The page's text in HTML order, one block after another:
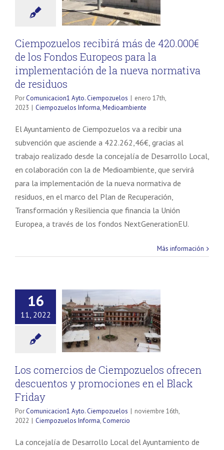
Ciempozuelos recibirá más de 420.000€
de los Fondos Europeos para la
implementación de la nueva normativa
de residuos
Por Comunicacion1 Ayto. Ciempozuelos
enero 17th,
2023
Ciempozuelos Informa,Medioambiente
El Ayuntamiento de Ciempozuelos va a recibir una
subvención que asciende a 422.262,46€, gracias al
trabajo realizado desde la concejalía de Desarrollo Local,
en colaboración con la de Medioambiente, que servirá
para la implementación de la nueva normativa de
residuos, en el marco del Plan de Recuperación,
Transformación y Resiliencia que financia la Unión
Europea, a través de los fondos NextGenerationEU.
Más información
16
11, 2022
Los comercios de Ciempozuelos ofrecen
descuentos y promociones en el Black
Friday
Por Comunicacion1 Ayto. Ciempozuelos
noviembre 16th,
2022
Ciempozuelos Informa, Comercio
La concejalía de Desarrollo Local del Ayuntamiento de
Necesarias
Estas
son
Son
necesarias
funcione la
Estadísticas
Para que
mejorar la
funcionalidad
y estructura
Para que
nuestra web
funcione lo
mejor posible
durante tu
visita. Si
rechaza estas
cookies,
algunas
afectadas si se
desactiva.